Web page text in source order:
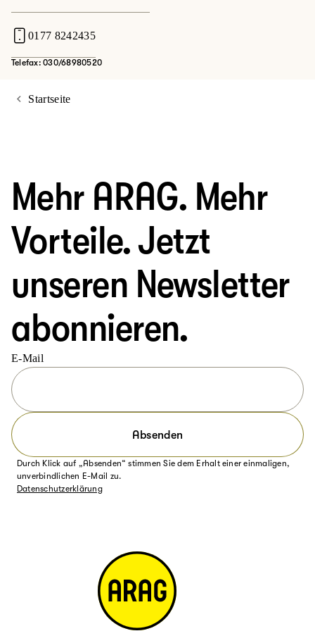
0177 8242435
Telefax: 030/68980520
Startseite
Mehr ARAG. Mehr
Vorteile. Jetzt
unseren Newsletter
abonnieren.
E-Mail
Absenden
Durch Klick auf „Absenden“ stimmen Sie dem Erhalt einer einmaligen,
unverbindlichen E-Mail zu.
Datenschutzerklärung